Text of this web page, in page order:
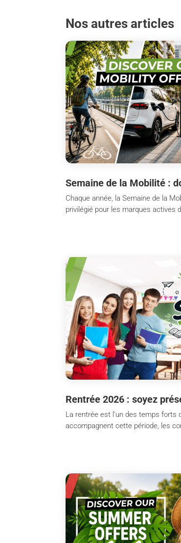
Nos autres articles
Semaine de la Mobilité :
Chaque année, la Semaine de la
privilégié pour les marques actives
Rentrée 2026 : soyez
La rentrée est l'un des temps forts
accompagnent cette période, les